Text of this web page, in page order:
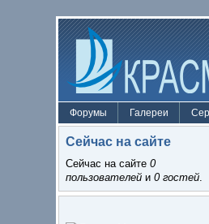
Форумы Галереи
Сейчас на сайте
Сейчас на сайте 0
пользователей и 0 гостей.